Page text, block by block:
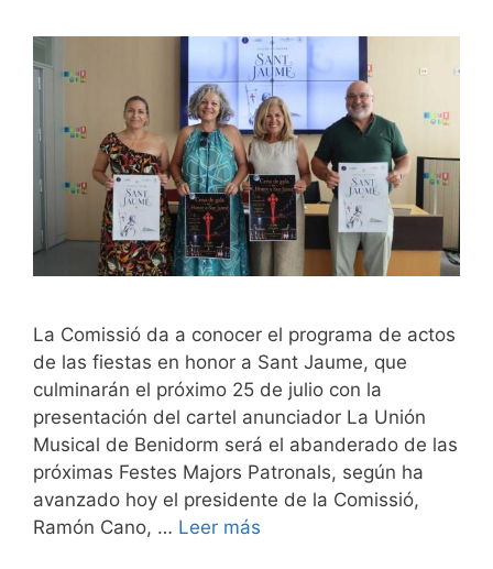
La Comissió da a conocer el programa de actos
de las fiestas en honor a Sant Jaume, que
culminarán el próximo 25 de julio con la
presentación del cartel anunciador La Unión
Musical de Benidorm será el abanderado de las
próximas Festes Majors Patronals, según ha
avanzado hoy el presidente de la Comissió,
Ramón Cano, … Leer más